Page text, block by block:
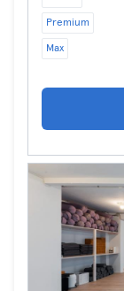
Premium
Max